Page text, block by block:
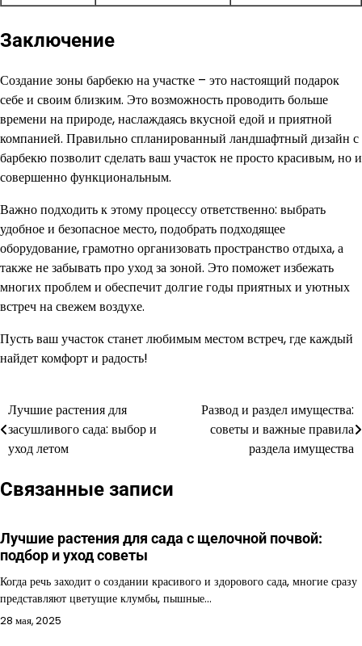
Заключение
Создание зоны барбекю на участке – это настоящий подарок
себе и своим близким. Это возможность проводить больше
времени на природе, наслаждаясь вкусной едой и приятной
компанией. Правильно спланированный ландшафтный дизайн с
барбекю позволит сделать ваш участок не просто красивым, но и
совершенно функциональным.
Важно подходить к этому процессу ответственно: выбрать
удобное и безопасное место, подобрать подходящее
оборудование, грамотно организовать пространство отдыха, а
также не забывать про уход за зоной. Это поможет избежать
многих проблем и обеспечит долгие годы приятных и уютных
встреч на свежем воздухе.
Пусть ваш участок станет любимым местом встреч, где каждый
найдет комфорт и радость!
Навигация
по
Лучшие растения для
засушливого сада: выбор и
уход летом
Развод и раздел имущества:
советы и важные правила
раздела имущества
Связанные записи
Лучшие растения для сада с щелочной почвой:
подбор и уход советы
Когда речь заходит о создании красивого и здорового сада, многие сразу
представляют цветущие клумбы, пышные…
28 мая, 2025